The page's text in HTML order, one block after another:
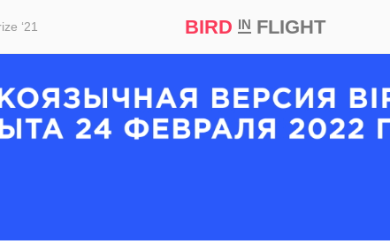
‘21 BIRD INFLIGHT